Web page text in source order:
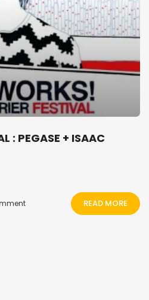
: PEGASE + ISAAC
READ MORE